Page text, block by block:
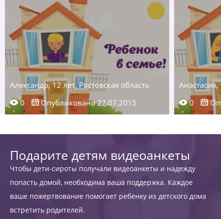
Александр, 12 лет, Ростовская область
0
Опубликовано 22.07.2015
Анастасия,
0
Подарите детям видеоанкеты
Чтобы дети-сироты получали видеоанкеты и надежду
попасть домой, необходима ваша поддержка. Каждое
ваше пожертвование помогает ребенку из детского дома
встретить родителей.